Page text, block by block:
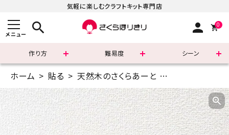
気軽に楽しむクラフトキット専門店
メニュー search person 0
作り方 難易度 シーン
まずはこちら
ショッピングガイド
よくあるご質問
ホーム 貼る 天然木のさくらあーと